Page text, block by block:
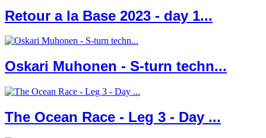
Retour a la Base 2023 - day 1...
Oskari Muhonen - S-turn techn...
The Ocean Race - Leg 3 - Day ...